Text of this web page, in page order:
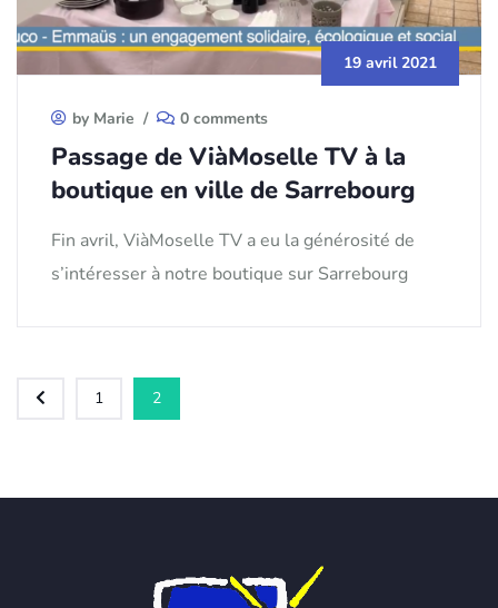
19 avril 2021
by Marie / 0 comments
Passage de ViàMoselle TV à la
boutique en ville de Sarrebourg
Fin avril, ViàMoselle TV a eu la générosité de
s’intéresser à notre boutique sur Sarrebourg
1 2